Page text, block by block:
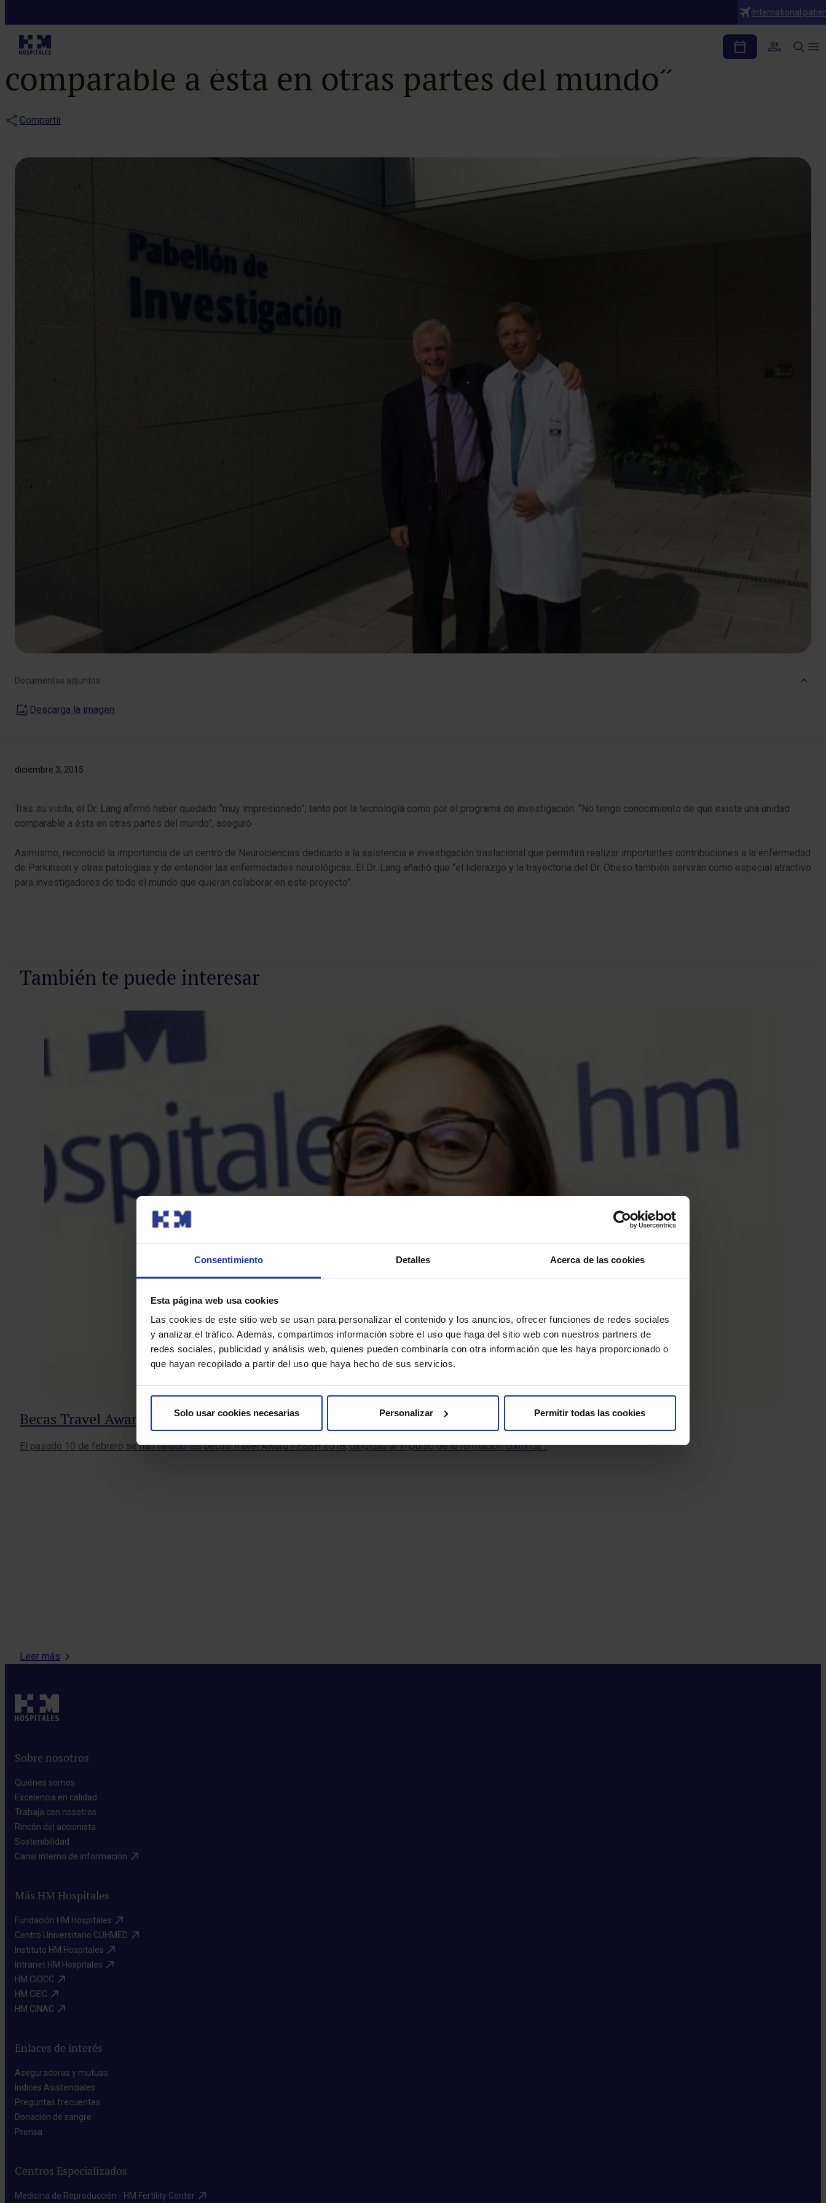
Consentimiento Detalles Acerca de las cookies
Esta página web usa cookies
Las cookies de este sitio web se usan para personalizar el contenido y los anuncios, ofrecer funciones de redes sociales
y analizar el tráfico. Además, compartimos información sobre el uso que haga del sitio web con nuestros partners de
redes sociales, publicidad y análisis web, quienes pueden combinarla con otra información que les haya proporcionado o
que hayan recopilado a partir del uso que haya hecho de sus servicios.
Solo usar cookies necesarias Personalizar Permitir todas las cookies
International
“No tengo conocimiento de que exista una unidad
comparable a ésta en otras partes del mundo”
Compartir
diciembre 3, 2015
​​Tras su visita, el Dr. Lang afirmó haber quedado “muy impresionado”, tanto por la tecnología como por el programa de investigación: “No tengo conocimiento de que exista una unidad
comparable a ésta en otras partes del mundo”, aseguró
Asimismo, reconoció la importancia de un centro de Neurociencias dedicado a la asistencia e investigación traslacional que permitirá realizar importantes contribuciones a la enfermedad
de Parkinson y otras patologías y de entender las enfermedades neurológicas. El Dr. Lang añadió que “el liderazgo y la trayectoria del Dr. Obeso también servirán como especial atractivo
para investigadores de todo el mundo que quieran colaborar en este proyecto”.​​​
Documentos adjuntos
Descarga la imagen
También te puede interesar
Becas Travel Award FESSH 2018
El pasado 10 de febrero se han fallado las becas Travel Award FESSH 2018, dirigidas al impulso de la formación continua…
Leer más
Sobre nosotros
Quiénes somos​
Excelencia en calidad​
Trabaja con nosotros​
Rincón del accionista​
Sostenibilidad​
Canal interno de información​
Más HM Hospitales
Fundación HM Hospitales​
Centro Universitario CUHMED​
Instituto HM Hospitales​
Intranet HM Hospitales​
HM CIOCC​
HM CIEC​
HM CINAC​
Enlaces de interés
Aseguradoras y mutuas​
Índices Asistenciales​
Preguntas frecuentes​
Donación de sangre​
Prensa​
Centros Especializados
Medicina de Reproducción - HM Fertility Center​